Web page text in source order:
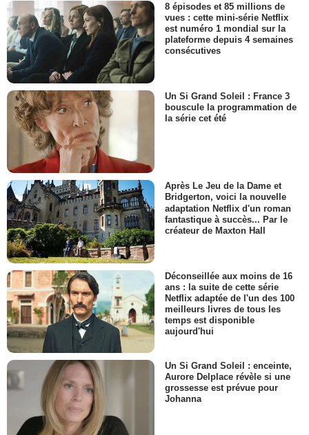
8 épisodes et 85 millions de
vues : cette mini-série Netflix
est numéro 1 mondial sur la
plateforme depuis 4 semaines
consécutives
Un Si Grand Soleil : France 3
bouscule la programmation de
la série cet été
Après Le Jeu de la Dame et
Bridgerton, voici la nouvelle
adaptation Netflix d'un roman
fantastique à succès... Par le
créateur de Maxton Hall
Déconseillée aux moins de 16
ans : la suite de cette série
Netflix adaptée de l'un des 100
meilleurs livres de tous les
temps est disponible
aujourd'hui
Un Si Grand Soleil : enceinte,
Aurore Delplace révèle si une
grossesse est prévue pour
Johanna